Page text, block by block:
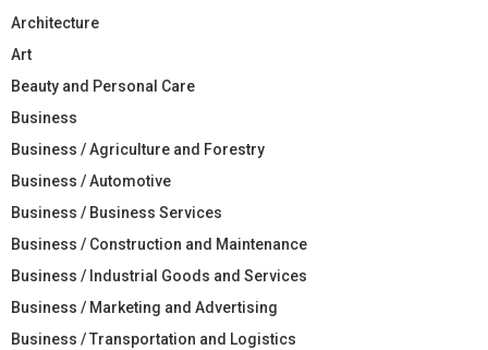
Architecture
Art
Beauty and Personal Care
Business
Business / Agriculture and Forestry
Business / Automotive
Business / Business Services
Business / Construction and Maintenance
Business / Industrial Goods and Services
Business / Marketing and Advertising
Business / Transportation and Logistics